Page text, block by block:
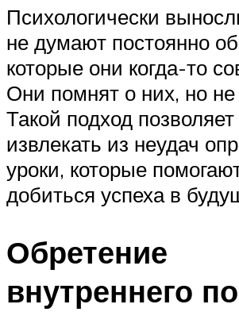
Психологически
не думают постоянно
которые они когда-то
Они помнят о них, но не
Такой подход
извлекать из неудач
уроки, которые
добиться успеха в
Обретение
внутреннего